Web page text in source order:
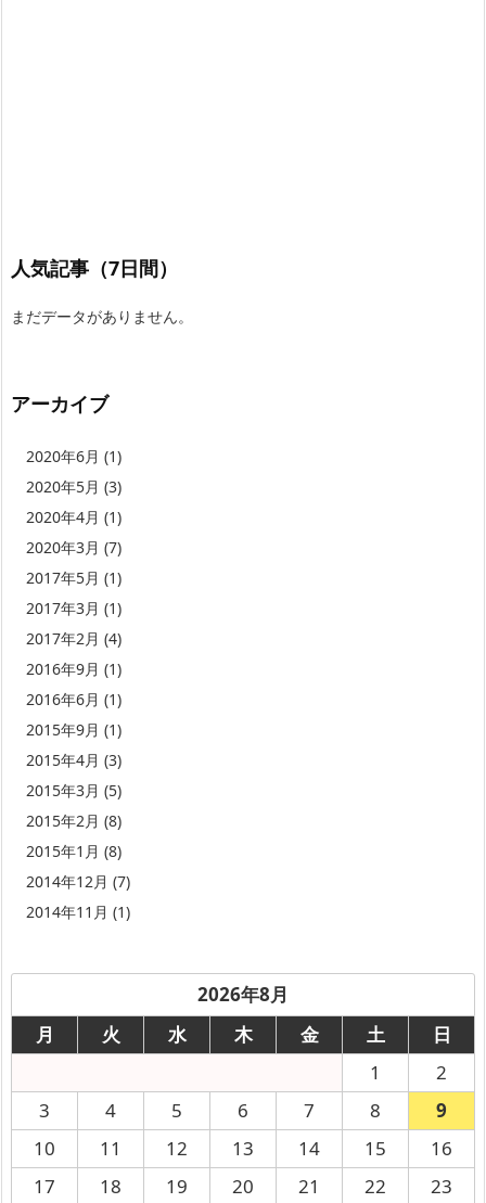
人気記事（7日間）
まだデータがありません。
アーカイブ
2020年6月 (1)
2020年5月 (3)
2020年4月 (1)
2020年3月 (7)
2017年5月 (1)
2017年3月 (1)
2017年2月 (4)
2016年9月 (1)
2016年6月 (1)
2015年9月 (1)
2015年4月 (3)
2015年3月 (5)
2015年2月 (8)
2015年1月 (8)
2014年12月 (7)
2014年11月 (1)
2026年8月
月
火 水 木 金 土
日
1
2
3
4 5 6 7 8
9
10
11 12 13 14 15
16
17
18 19 20 21 22
23